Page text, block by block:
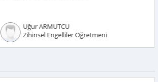
Uğur ARMUTCU
Zihinsel Engelliler Öğretmeni